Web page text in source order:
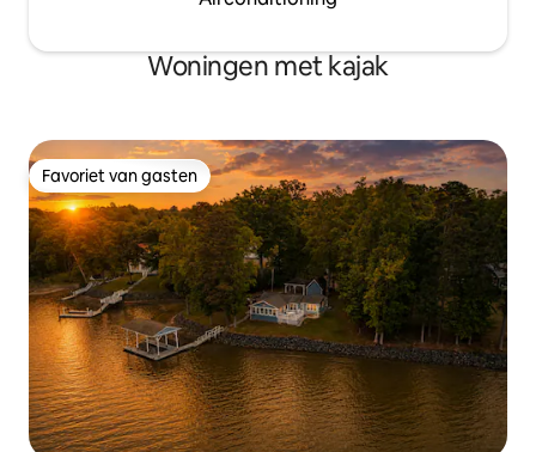
Woningen met kajak
Favoriet van gasten
Favoriet van gasten